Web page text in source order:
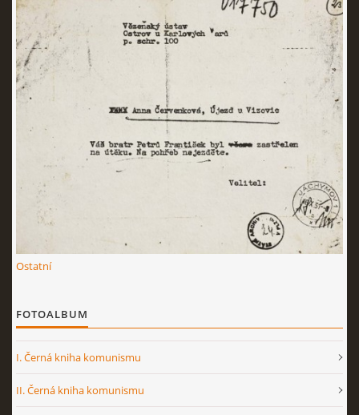
Ostatní
FOTOALBUM
I. Černá kniha komunismu
II. Černá kniha komunismu